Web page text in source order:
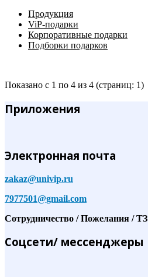
Продукция
ViP-подарки
Корпоративные подарки
Подборки подарков
Показано с 1 по 4 из 4 (страниц: 1)
Приложения
Электронная почта
zakaz@univip.ru
7977501@gmail.com
Сотрудничество / Пожелания / ТЗ
Соцсети/ мессенджеры